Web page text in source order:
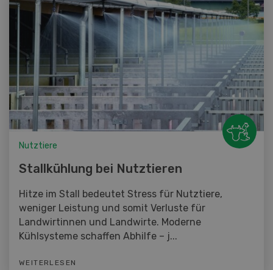
Nutztiere
Stallkühlung bei Nutztieren
Hitze im Stall bedeutet Stress für Nutztiere,
weniger Leistung und somit Verluste für
Landwirtinnen und Landwirte. Moderne
Kühlsysteme schaffen Abhilfe – j...
WEITERLESEN